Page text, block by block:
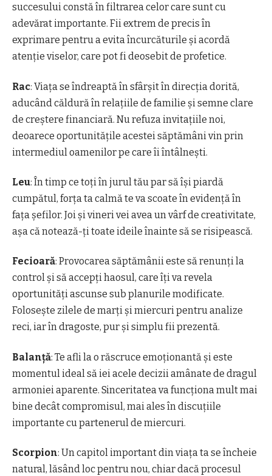
succesului constă în filtrarea celor care sunt cu
adevărat importante. Fii extrem de precis în
exprimare pentru a evita încurcăturile și acordă
atenție viselor, care pot fi deosebit de profetice.
Rac: Viața se îndreaptă în sfârșit în direcția dorită,
aducând căldură în relațiile de familie și semne clare
de creștere financiară. Nu refuza invitațiile noi,
deoarece oportunitățile acestei săptămâni vin prin
intermediul oamenilor pe care îi întâlnești.
Leu: În timp ce toți în jurul tău par să își piardă
cumpătul, forța ta calmă te va scoate în evidență în
fața șefilor. Joi și vineri vei avea un vârf de creativitate,
așa că notează-ți toate ideile înainte să se risipească.
Fecioară: Provocarea săptămânii este să renunți la
control și să accepți haosul, care îți va revela
oportunități ascunse sub planurile modificate.
Folosește zilele de marți și miercuri pentru analize
reci, iar în dragoste, pur și simplu fii prezentă.
Balanță: Te afli la o răscruce emoționantă și este
momentul ideal să iei acele decizii amânate de dragul
armoniei aparente. Sinceritatea va funcționa mult mai
bine decât compromisul, mai ales în discuțiile
importante cu partenerul de miercuri.
Scorpion: Un capitol important din viața ta se încheie
natural, lăsând loc pentru nou, chiar dacă procesul